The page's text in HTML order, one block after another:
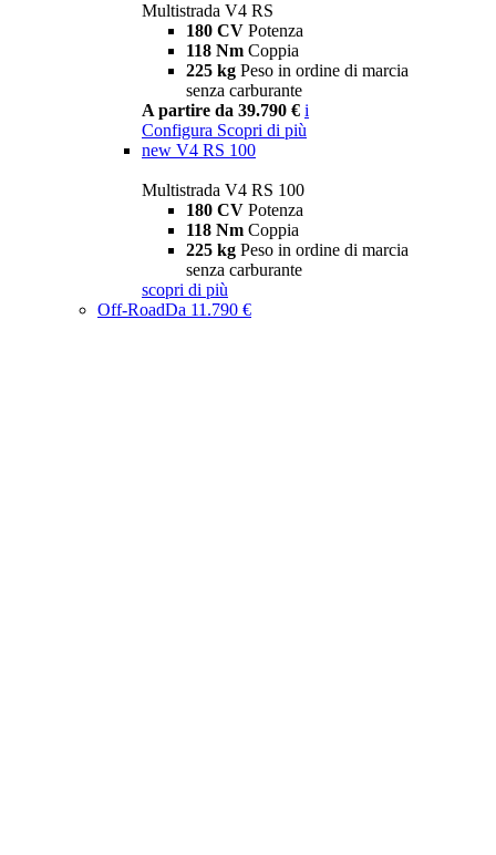
Multistrada V4 RS
180 CV Potenza
118 Nm Coppia
225 kg Peso in ordine di marcia
senza carburante
A partire da 39.790 € i
Configura Scopri di più
new V4 RS 100
Multistrada V4 RS 100
180 CV Potenza
118 Nm Coppia
225 kg Peso in ordine di marcia
senza carburante
scopri di più
Off-RoadDa 11.790 €